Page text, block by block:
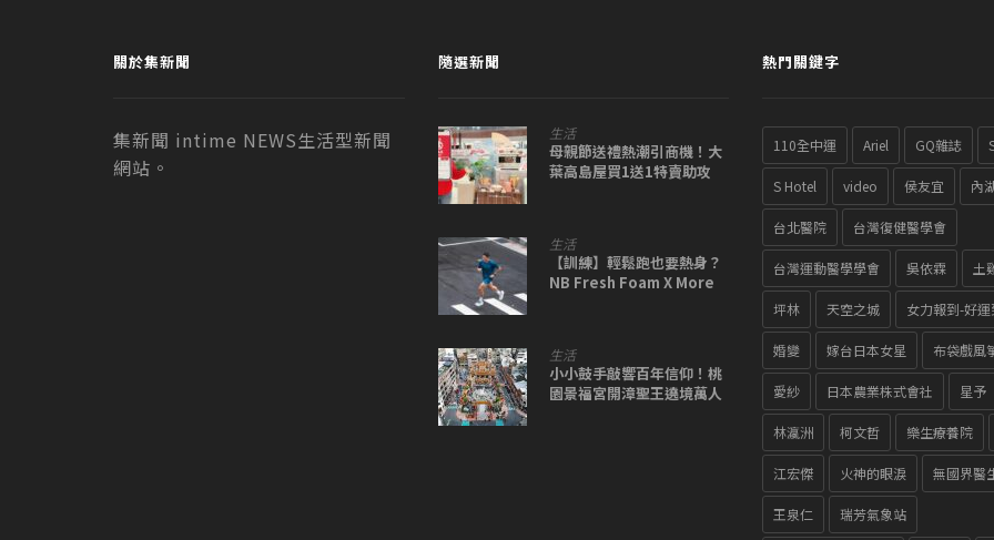
關於集新聞
集新聞 intime NEWS生活型新聞
網站。
隨選新聞
生活
母親節送禮熱潮引商機！大
葉高島屋買1送1特賣助攻
生活
【訓練】輕鬆跑也要熱身？
NB Fresh Foam X More
生活
小小鼓手敲響百年信仰！桃
園景福宮開漳聖王遶境萬人
熱門關鍵字
110全中運 Ariel GQ雜誌
S Hotel video 侯友宜 內
台北醫院 台灣復健醫學會
台灣運動醫學學會 吳依霖 土
坪林 天空之城 女力報到-好運
婚變 嫁台日本女星 布袋戲風
愛紗 日本農業株式會社 星予
林瀛洲 柯文哲 樂生療養院
江宏傑 火神的眼淚 無國界醫
王泉仁 瑞芳氣象站